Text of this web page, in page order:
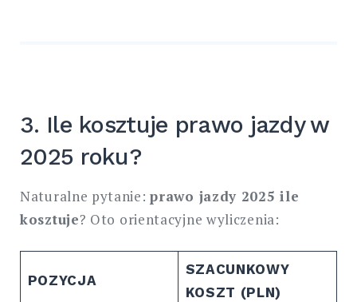
3. Ile kosztuje prawo jazdy w
2025 roku?
Naturalne pytanie:prawo jazdy 2025 ile
kosztuje? Oto orientacyjne wyliczenia:
POZYCJA
SZACUNKOWY
KOSZT (PLN)